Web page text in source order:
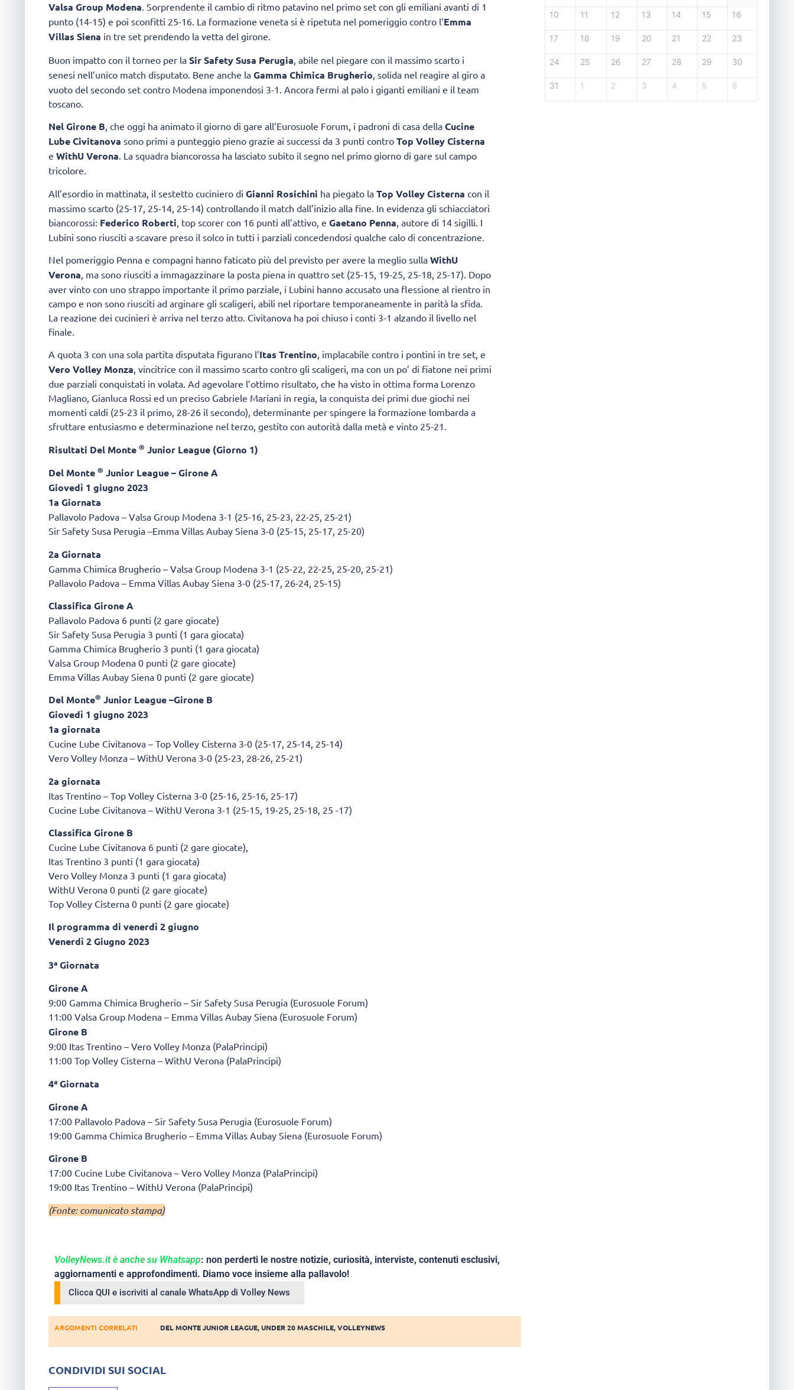
Valsa Group Modena. Sorprendente il cambio di ritmo patavino nel primo set con gli emiliani avanti di 1
punto (14-15) e poi sconfitti 25-16. La formazione veneta si è ripetuta nel pomeriggio contro l’Emma
Villas Siena in tre set prendendo la vetta del girone.
Buon impatto con il torneo per la Sir Safety Susa Perugia , abile nel piegare con il massimo scarto i
senesi nell’unico match disputato. Bene anche la Gamma Chimica Brugherio , solida nel reagire al giro a
vuoto del secondo set contro Modena imponendosi 3-1. Ancora fermi al palo i giganti emiliani e il team
toscano.
Nel Girone B, che oggi ha animato il giorno di gare all’Eurosuole Forum, i padroni di casa della Cucine
Lube Civitanova sono primi a punteggio pieno grazie ai successi da 3 punti contro Top Volley Cisterna
e WithU Verona. La squadra biancorossa ha lasciato subito il segno nel primo giorno di gare sul campo
tricolore.
All’esordio in mattinata, il sestetto cuciniero di Gianni Rosichini ha piegato la Top Volley Cisterna con il
massimo scarto (25-17, 25-14, 25-14) controllando il match dall’inizio alla fine. In evidenza gli schiacciatori
biancorossi: Federico Roberti , top scorer con 16 punti all’attivo, e Gaetano Penna , autore di 14 sigilli. I
Lubini sono riusciti a scavare preso il solco in tutti i parziali concedendosi qualche calo di concentrazione.
Nel pomeriggio Penna e compagni hanno faticato più del previsto per avere la meglio sulla WithU
Verona , ma sono riusciti a immagazzinare la posta piena in quattro set (25-15, 19-25, 25-18, 25-17). Dopo
aver vinto con uno strappo importante il primo parziale, i Lubini hanno accusato una flessione al rientro in
campo e non sono riusciti ad arginare gli scaligeri, abili nel riportare temporaneamente in parità la sfida.
La reazione dei cucinieri è arriva nel terzo atto. Civitanova ha poi chiuso i conti 3-1 alzando il livello nel
finale.
A quota 3 con una sola partita disputata figurano l’Itas Trentino, implacabile contro i pontini in tre set, e
Vero Volley Monza, vincitrice con il massimo scarto contro gli scaligeri, ma con un po’ di fiatone nei primi
due parziali conquistati in volata. Ad agevolare l’ottimo risultato, che ha visto in ottima forma Lorenzo
Magliano, Gianluca Rossi ed un preciso Gabriele Mariani in regia, la conquista dei primi due giochi nei
momenti caldi (25-23 il primo, 28-26 il secondo), determinante per spingere la formazione lombarda a
sfruttare entusiasmo e determinazione nel terzo, gestito con autorità dalla metà e vinto 25-21.
Risultati Del Monte ® Junior League (Giorno 1)
Del Monte ® Junior League – Girone A
Giovedì 1 giugno 2023
1a Giornata
Pallavolo Padova – Valsa Group Modena 3-1 (25-16, 25-23, 22-25, 25-21)
Sir Safety Susa Perugia –Emma Villas Aubay Siena 3-0 (25-15, 25-17, 25-20)
2a Giornata
Gamma Chimica Brugherio – Valsa Group Modena 3-1 (25-22, 22-25, 25-20, 25-21)
Pallavolo Padova – Emma Villas Aubay Siena 3-0 (25-17, 26-24, 25-15)
Classifica Girone A
Pallavolo Padova 6 punti (2 gare giocate)
Sir Safety Susa Perugia 3 punti (1 gara giocata)
Gamma Chimica Brugherio 3 punti (1 gara giocata)
Valsa Group Modena 0 punti (2 gare giocate)
Emma Villas Aubay Siena 0 punti (2 gare giocate)
Del Monte® Junior League –Girone B
Giovedì 1 giugno 2023
1a giornata
Cucine Lube Civitanova – Top Volley Cisterna 3-0 (25-17, 25-14, 25-14)
Vero Volley Monza – WithU Verona 3-0 (25-23, 28-26, 25-21)
2a giornata
Itas Trentino – Top Volley Cisterna 3-0 (25-16, 25-16, 25-17)
Cucine Lube Civitanova – WithU Verona 3-1 (25-15, 19-25, 25-18, 25 -17)
Classifica Girone B
Cucine Lube Civitanova 6 punti (2 gare giocate),
Itas Trentino 3 punti (1 gara giocata)
Vero Volley Monza 3 punti (1 gara giocata)
WithU Verona 0 punti (2 gare giocate)
Top Volley Cisterna 0 punti (2 gare giocate)
Il programma di venerdì 2 giugno
Venerdì 2 Giugno 2023
3ª Giornata
Girone A
9:00 Gamma Chimica Brugherio – Sir Safety Susa Perugia (Eurosuole Forum)
11:00 Valsa Group Modena – Emma Villas Aubay Siena (Eurosuole Forum)
Girone B
9:00 Itas Trentino – Vero Volley Monza (PalaPrincipi)
11:00 Top Volley Cisterna – WithU Verona (PalaPrincipi)
4ª Giornata
Girone A
17:00 Pallavolo Padova – Sir Safety Susa Perugia (Eurosuole Forum)
19:00 Gamma Chimica Brugherio – Emma Villas Aubay Siena (Eurosuole Forum)
Girone B
17:00 Cucine Lube Civitanova – Vero Volley Monza (PalaPrincipi)
19:00 Itas Trentino – WithU Verona (PalaPrincipi)
(Fonte: comunicato stampa)
VolleyNews.it è anche su Whatsapp: non perderti le nostre notizie, curiosità, interviste, contenuti esclusivi,
aggiornamenti e approfondimenti. Diamo voce insieme alla pallavolo!
Clicca QUI e iscriviti al canale WhatsApp di Volley News
ARGOMENTI CORRELATI DEL MONTE JUNIOR LEAGUE,UNDER 20 MASCHILE,VOLLEYNEWS
CONDIVIDI SUI SOCIAL
10 11 12 13 14 15 16
17 18 19 20 21 22 23
24 25 26 27 28 29 30
31 1 2 3 4 5 6